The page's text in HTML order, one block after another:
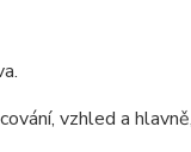
vzhled a